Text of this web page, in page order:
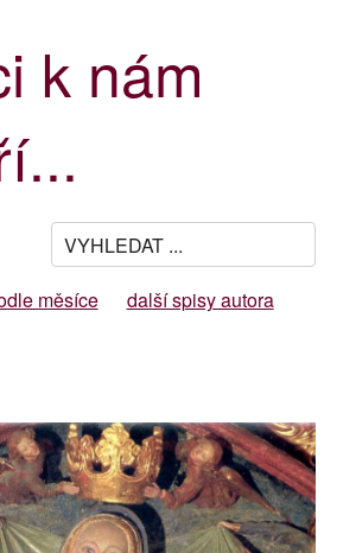
k nám
měsíce
další spisy autora